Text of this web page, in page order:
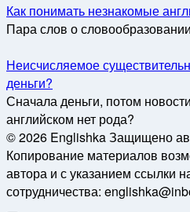
Как понимать незнакомые
Пара слов о
Неисчисляемое
деньги?
Сначала деньги, потом
английском нет рода?
© 2026 Englishka Защищено
Копирование материалов
автора и с указанием ссылки
сотрудничества: